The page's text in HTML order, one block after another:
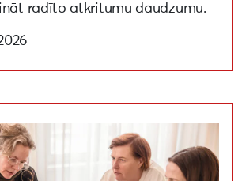
radīto atkritumu daudzumu.